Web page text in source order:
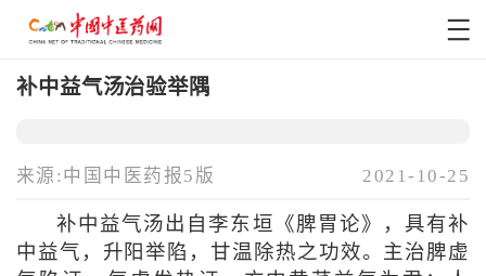
补中益气汤治验举隅
来源:中国中医药报5版 2021-10-25
补中益气汤出自李东垣《脾胃论》，具有补
中益气，升阳举陷，甘温除热之功效。主治脾虚